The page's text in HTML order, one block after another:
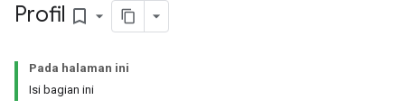
Profil bookmark_border
Pada halaman ini
Isi bagian ini